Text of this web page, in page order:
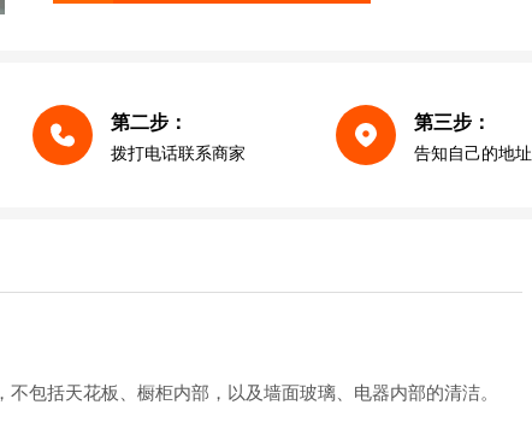
第二步：
拨打电话联系商家
第三步：
告知自己的地址
包括天花板、橱柜内部，以及墙面玻璃、电器内部的清洁。